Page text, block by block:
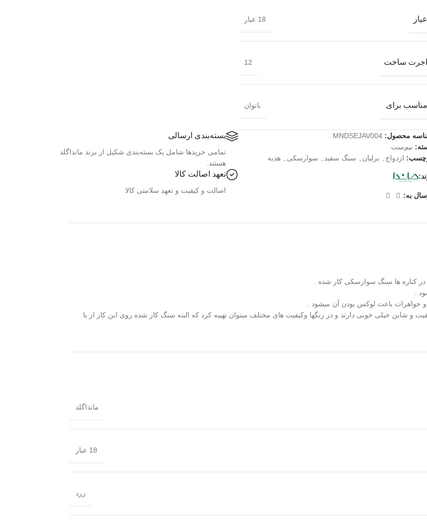
عیار 18 عیار
اجرت ساخت 12
مناسب برای بانوان
محصول: MNDSEJAV004
نیم‌ست
ازدواج برلیان سنگ سفید سوارسکی هدیه
به:
بسته‌بندی ارسالی
تمامی خرید‌ها شامل یک بسته‌بندی شکیل از برند مانداگلد
هستند.
تعهد اصالت کالا
اصالت و کیفیت و تعهد سلامتی کالا
کناره ها سنگ سوارسکی کار شده .
.
جواهرات باعث لوکس بودن آن میشود .
خیلی خوبی دارند و در رنگها وکیفیت های مختلف میتوان تهییه کرد که البته سنگ کار شده روی این کار از با
مانداگلد
18 عیار
زرد